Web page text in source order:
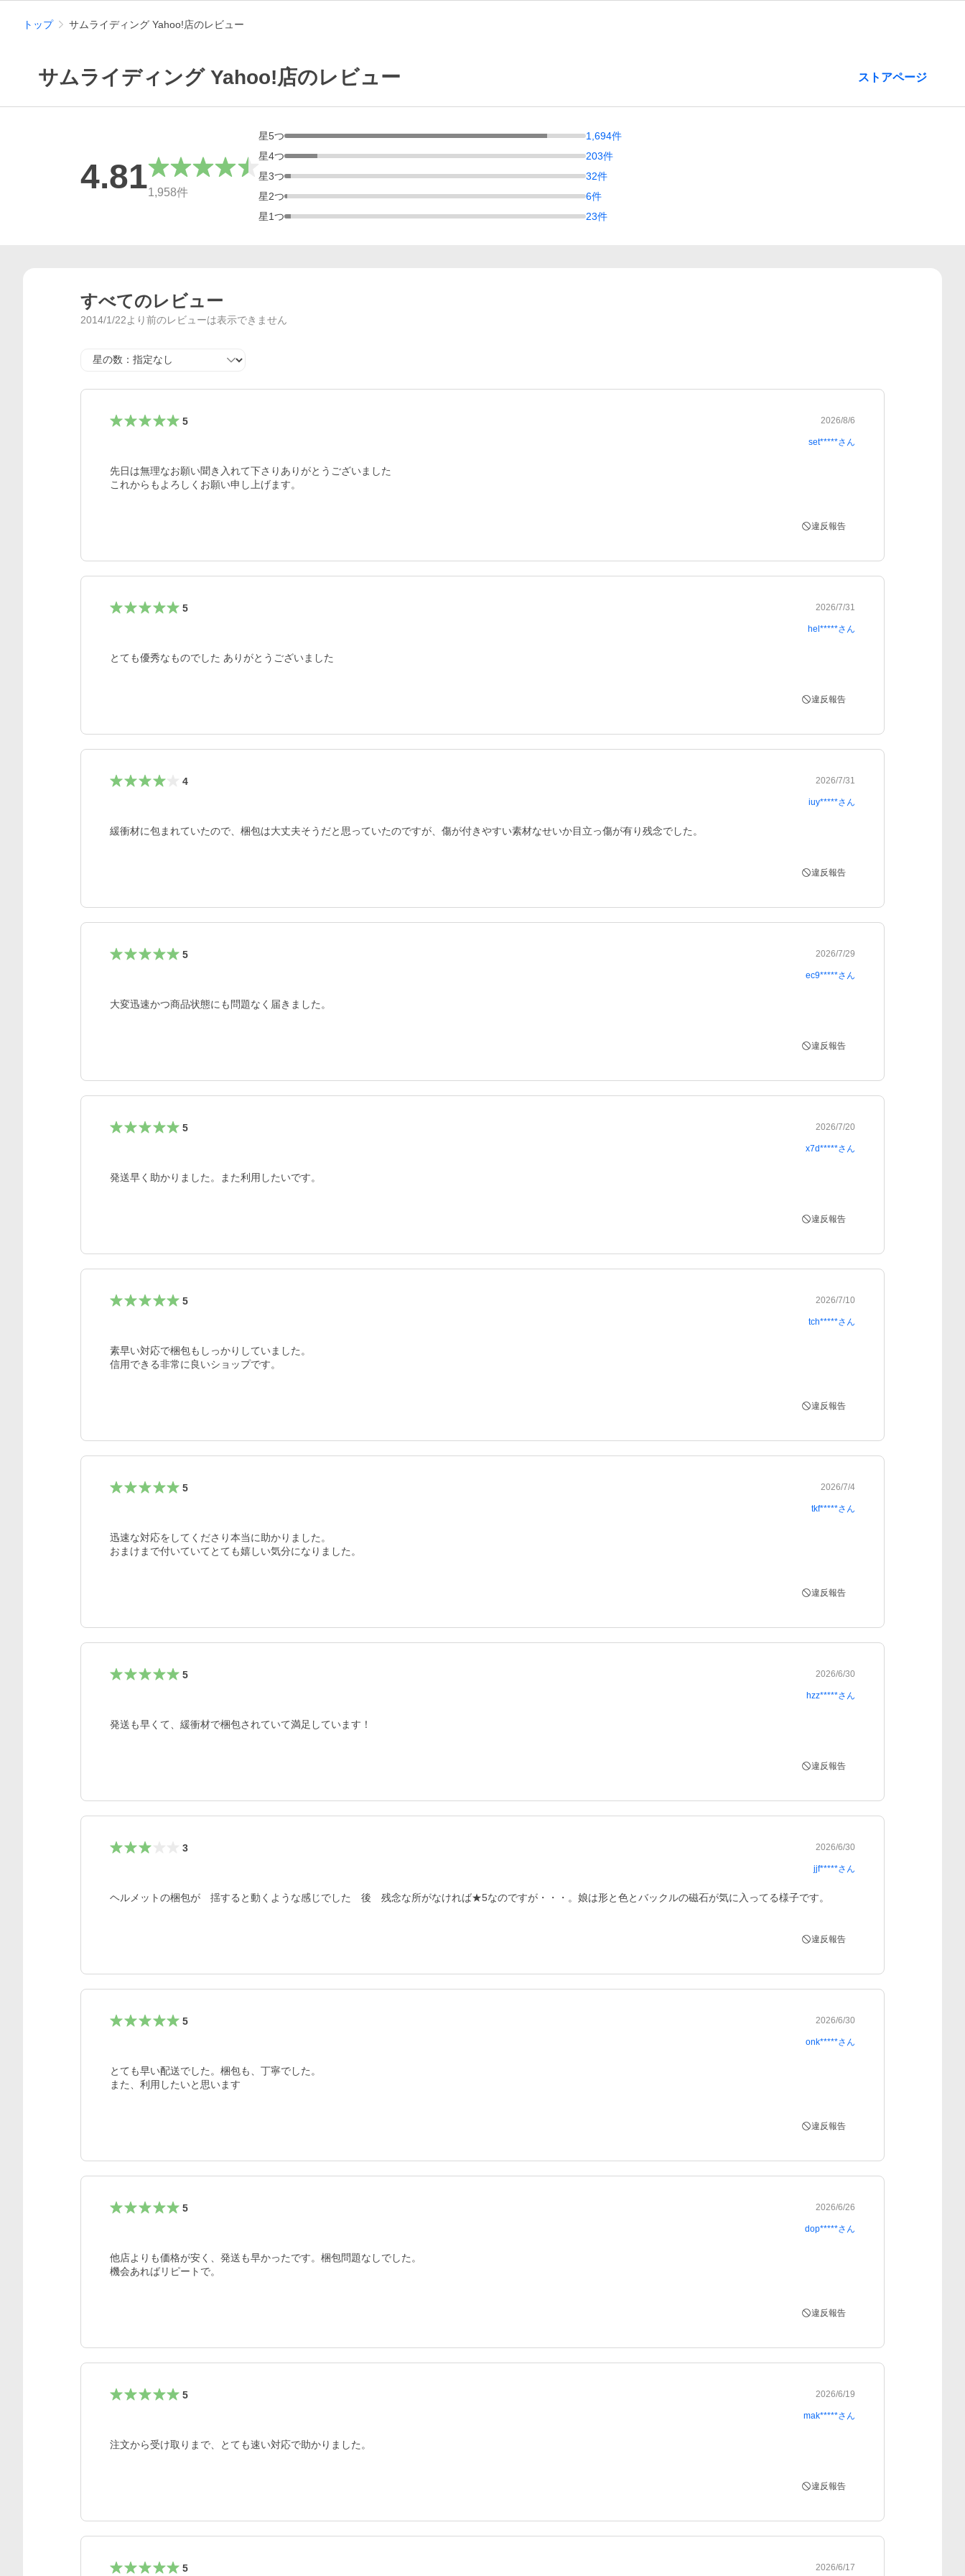
トップ サムライディング Yahoo!店のレビュー
サムライディング Yahoo!店のレビュー ストアページ
総合評価
4.811,958件
星5つ 1,694件
星4つ 203件
星3つ 32件
星2つ 6件
星1つ 23件
すべてのレビュー
2014/1/22より前のレビューは表示できません
星の数
5 2026/8/6
set*****さん
先日は無理なお願い聞き入れて下さりありがとうございました
違反報告
5 2026/7/31
hel*****さん
とても優秀なものでした ありがとうございました
違反報告
4 2026/7/31
iuy*****さん
緩衝材に包まれていたので、梱包は大丈夫そうだと思っていたのですが、傷が付きやすい素材なせいか目立っ傷が有り残念でした。
違反報告
5 2026/7/29
ec9*****さん
大変迅速かつ商品状態にも問題なく届きました。
違反報告
5 2026/7/20
x7d*****さん
発送早く助かりました。また利用したいです。
違反報告
5 2026/7/10
tch*****さん
素早い対応で梱包もしっかりしていました。
信用できる非常に良いショップです。
違反報告
5 2026/7/4
tkf*****さん
迅速な対応をしてくださり本当に助かりました。
おまけまで付いていてとても嬉しい気分になりました。
違反報告
5 2026/6/30
hzz*****さん
発送も早くて、緩衝材で梱包されていて満足しています！
違反報告
3 2026/6/30
jjf*****さん
ヘルメットの梱包が　揺すると動くような感じでした　後　残念な所がなければ★5なのですが・・・。娘は形と色とバックルの磁石が気に入ってる様子です。
違反報告
5 2026/6/30
onk*****さん
とても早い配送でした。梱包も、丁寧でした。
また、利用したいと思います
違反報告
5 2026/6/26
dop*****さん
他店よりも価格が安く、発送も早かったです。梱包問題なしでした。
機会あればリピートで。
違反報告
5 2026/6/19
mak*****さん
注文から受け取りまで、とても速い対応で助かりました。
違反報告
5 2026/6/17